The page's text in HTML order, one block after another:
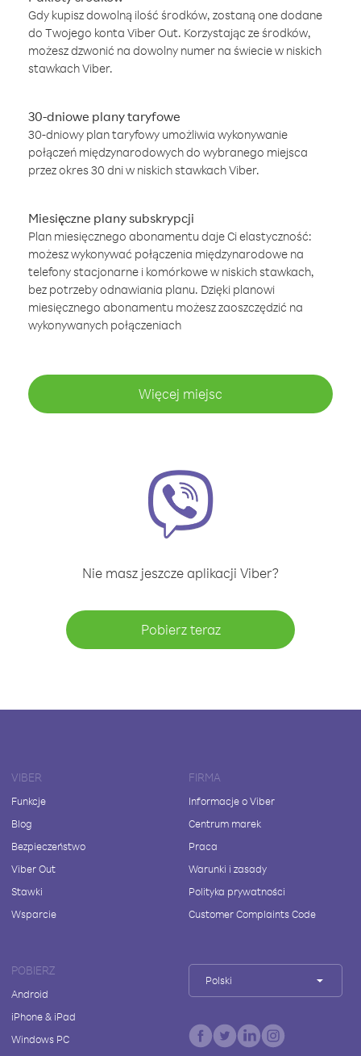
Gdy kupisz dowolną ilość środków, zostaną one dodane
do Twojego konta Viber Out. Korzystając ze środków,
możesz dzwonić na dowolny numer na świecie w niskich
stawkach Viber.
30-dniowe plany taryfowe
30-dniowy plan taryfowy umożliwia wykonywanie
połączeń międzynarodowych do wybranego miejsca
przez okres 30 dni w niskich stawkach Viber.
Miesięczne plany subskrypcji
Plan miesięcznego abonamentu daje Ci elastyczność:
możesz wykonywać połączenia międzynarodowe na
telefony stacjonarne i komórkowe w niskich stawkach,
bez potrzeby odnawiania planu. Dzięki planowi
miesięcznego abonamentu możesz zaoszczędzić na
wykonywanych połączeniach
Więcej miejsc
Nie masz jeszcze aplikacji Viber?
Pobierz teraz
VIBER
Funkcje
Blog
Bezpieczeństwo
Viber Out
Stawki
Wsparcie
FIRMA
Informacje o Viber
Centrum marek
Praca
Warunki i zasady
Polityka prywatności
Customer Complaints Code
POBIERZ
Android
iPhone & iPad
Windows PC
Polski